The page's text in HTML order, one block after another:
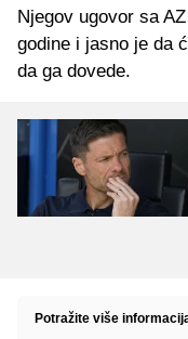
Njegov ugovor sa
godine i jasno je da
da ga dovede.
Potražite više